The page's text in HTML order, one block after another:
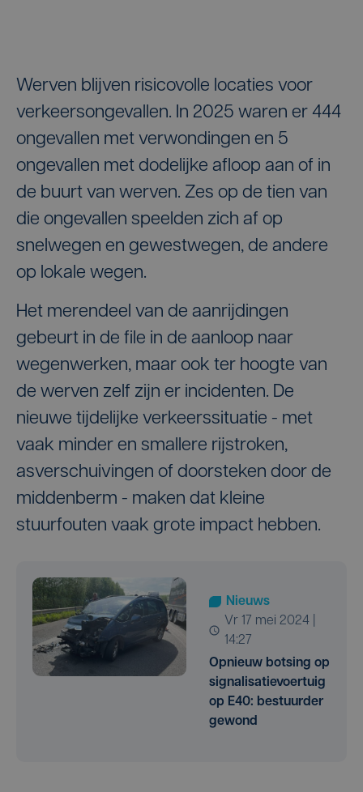
Werven blijven risicovolle locaties voor
verkeersongevallen. In 2025 waren er 444
ongevallen met verwondingen en 5
ongevallen met dodelijke afloop aan of in
de buurt van werven. Zes op de tien van
die ongevallen speelden zich af op
snelwegen en gewestwegen, de andere
op lokale wegen.
Het merendeel van de aanrijdingen
gebeurt in de file in de aanloop naar
wegenwerken, maar ook ter hoogte van
de werven zelf zijn er incidenten. De
nieuwe tijdelijke verkeerssituatie - met
vaak minder en smallere rijstroken,
asverschuivingen of doorsteken door de
middenberm - maken dat kleine
stuurfouten vaak grote impact hebben.
Nieuws
vr 17 mei 2024 |
14:27
Opnieuw botsing op
signalisatievoertuig
op E40: bestuurder
gewond